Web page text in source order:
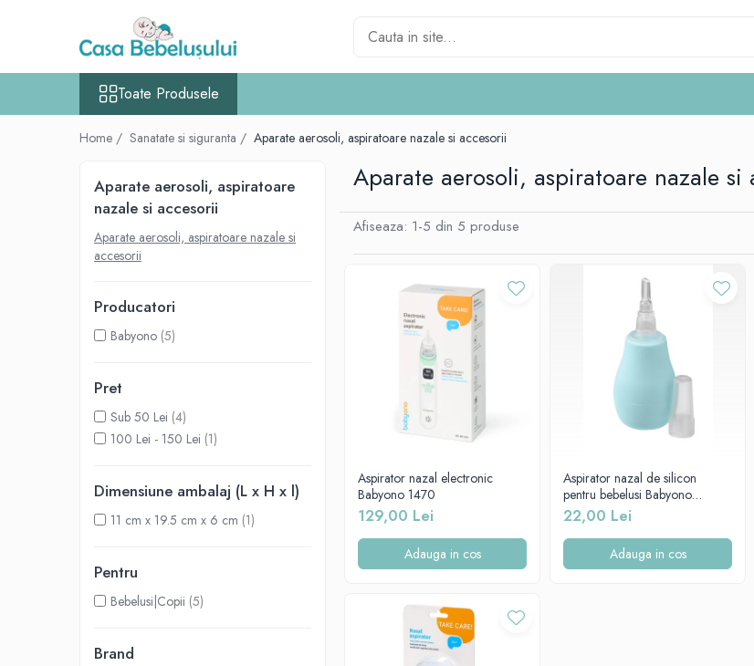
Toate Produsele
Accesorii carucioare copii
Aparate de sanatate si ingrijire copii
Cantare bebelusi si copii
Termometre copii
Bureti baie cadita
Cadite 86 cm
Cadite anatomice
Covorase baie
Olite antiderapante muzicale
Olite antiderapante simple
Olite tip scaunel muzicale
Reductoare antiderapante
Toate Produsele
Home / Sanatate si siguranta / Aparate aerosoli, aspiratoare nazale si accesorii
Aparate aerosoli, aspiratoare nazale si
Aparate aerosoli, aspiratoare
nazale si accesorii
Aparate aerosoli, aspiratoare nazale si
accesorii
Producatori
Babyono (5)
Pret
Sub 50 Lei (4)
100 Lei - 150 Lei (1)
Dimensiune ambalaj (L x H x l)
11 cm x 19.5 cm x 6 cm (1)
Pentru
Bebelusi|Copii (5)
Brand
Afiseaza: 1-5 din 5 produse
Aspirator nazal electronic
Babyono 1470
129,00 Lei
Adauga in cos
Aspirator nazal de silicon
pentru bebelusi Babyono
albastru 043/01
22,00 Lei
Adauga in cos